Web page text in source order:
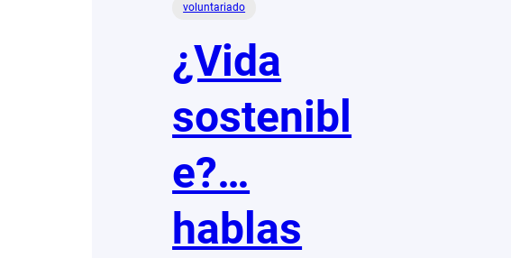
voluntariado
¿Vida
sostenibl
e?…
hablas